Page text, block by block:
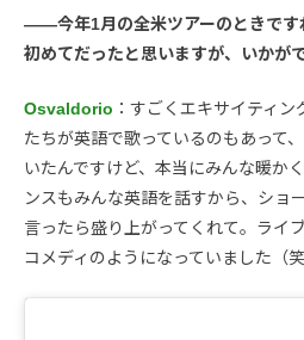
――今年1月の全米ツアーのときです
初めてだったと思いますが、いかが
Osvaldorio ：すごくエキサイティ
たちが英語で歌っているのもあって
いたんですけど、本当にみんな暖か
ンスもみんな英語を話すから、ショ
言ったら盛り上がってくれて。ライ
コメディのようになっていました（笑